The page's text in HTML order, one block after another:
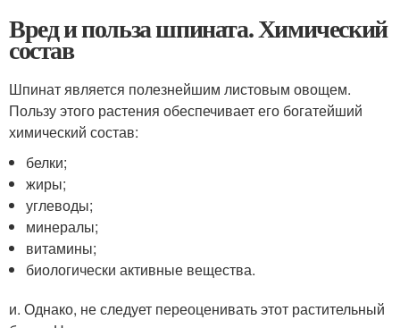
Вред и польза шпината. Химический
состав
Шпинат является полезнейшим листовым овощем.
Пользу этого растения обеспечивает его богатейший
химический состав:
белки;
жиры;
углеводы;
минералы;
витамины;
биологически активные вещества.
и. Однако, не следует переоценивать этот растительный